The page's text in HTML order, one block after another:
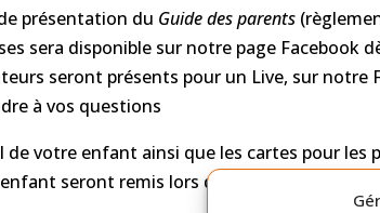
présentation du Guide des parents
sera disponible sur notre page Facebook
seront présents pour un Live, sur notre
à vos questions
de votre enfant ainsi que les cartes pour les
seront remis lors de la première